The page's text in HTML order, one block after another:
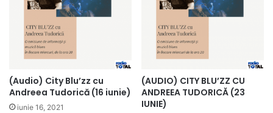
(Audio) City Blu’zz cu
Andreea Tudorică (16 iunie)
iunie 16, 2021
(AUDIO) CITY BLU’ZZ CU
ANDREEA TUDORICĂ (23
IUNIE)